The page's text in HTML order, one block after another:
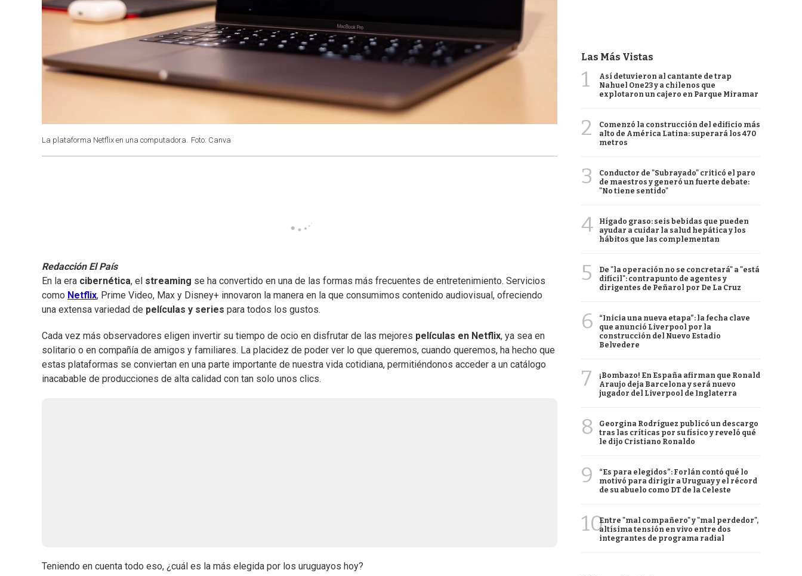
La plataforma Netflix en una computadora. Foto: Canva
Redacción El País
En la era cibernética, el streaming se ha convertido en una de las formas más frecuentes de entretenimiento. Servicios
como Netflix, Prime Video, Max y Disney+ innovaron la manera en la que consumimos contenido audiovisual, ofreciendo
una extensa variedad de películas y series para todos los gustos.
Cada vez más observadores eligen invertir su tiempo de ocio en disfrutar de las mejores películas en Netflix, ya sea en
solitario o en compañía de amigos y familiares. La placidez de poder ver lo que queremos, cuando queremos, ha hecho que
estas plataformas se conviertan en una parte importante de nuestra vida cotidiana, permitiéndonos acceder a un catálogo
inacabable de producciones de alta calidad con tan solo unos clics.
Teniendo en cuenta todo eso, ¿cuál es la más elegida por los uruguayos hoy?
Las Más Vistas
1
Así detuvieron al cantante de trap
Nahuel One23 y a chilenos que
explotaron un cajero en Parque Miramar
2
Comenzó la construcción del edificio más
alto de América Latina: superará los 470
metros
3
Conductor de "Subrayado" criticó el paro
de maestros y generó un fuerte debate:
"No tiene sentido"
4
Hígado graso: seis bebidas que pueden
ayudar a cuidar la salud hepática y los
hábitos que las complementan
5
De "la operación no se concretará" a "está
difícil": contrapunto de agentes y
dirigentes de Peñarol por De La Cruz
6
“Inicia una nueva etapa”: la fecha clave
que anunció Liverpool por la
construcción del Nuevo Estadio
Belvedere
7
¡Bombazo! En España afirman que Ronald
Araujo deja Barcelona y será nuevo
jugador del Liverpool de Inglaterra
8
Georgina Rodríguez publicó un descargo
tras las críticas por su físico y reveló qué
le dijo Cristiano Ronaldo
9
“Es para elegidos”: Forlán contó qué lo
motivó para dirigir a Uruguay y el récord
de su abuelo como DT de la Celeste
10Entre "mal compañero" y "mal perdedor",
altísima tensión en vivo entre dos
integrantes de programa radial